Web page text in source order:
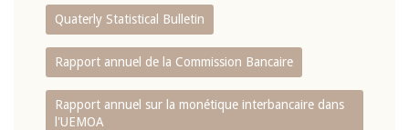
Quaterly Statistical Bulletin
Rapport annuel de la Commission Bancaire
Rapport annuel sur la monétique interbancaire dans
l'UEMOA